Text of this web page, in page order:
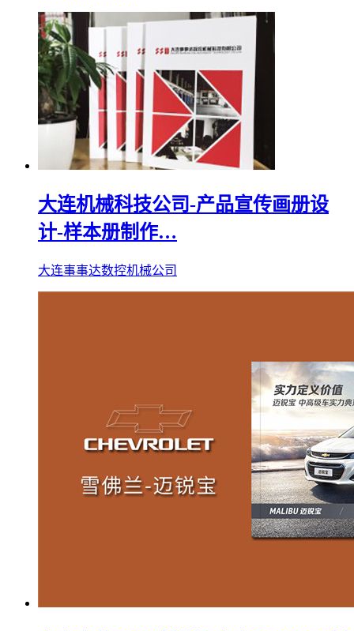
大连机械科技公司-产品宣传画册设
计-样本册制作…
大连事事达数控机械公司